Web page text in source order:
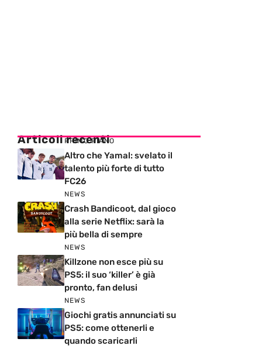
Articoli recenti
PRIMO PIANO
Altro che Yamal: svelato il
talento più forte di tutto
FC26
NEWS
Crash Bandicoot, dal gioco
alla serie Netflix: sarà la
più bella di sempre
NEWS
Killzone non esce più su
PS5: il suo ‘killer’ è già
pronto, fan delusi
NEWS
Giochi gratis annunciati su
PS5: come ottenerli e
quando scaricarli